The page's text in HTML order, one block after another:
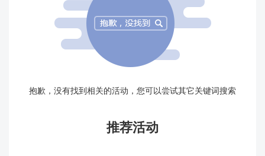
抱歉，没有找到相关的活动，您可以尝试其它关键词搜索
推荐活动